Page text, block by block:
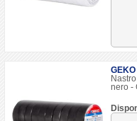
nero -